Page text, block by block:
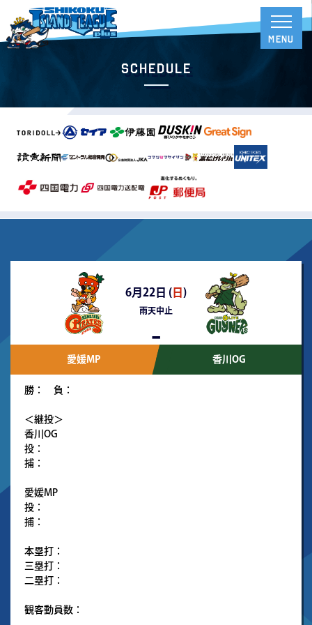
Schedule
6月22日 ( 日 )
雨天中止
-
愛媛MP 香川OG
勝： 負：
＜継投＞
香川OG
投：
捕：
愛媛MP
投：
捕：
本塁打：
三塁打：
二塁打：
観客動員数：